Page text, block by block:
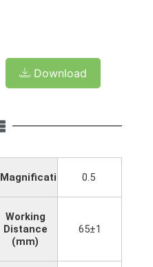
Download
Magnification(x) 0.5
Working
Distance
(mm)
65±1